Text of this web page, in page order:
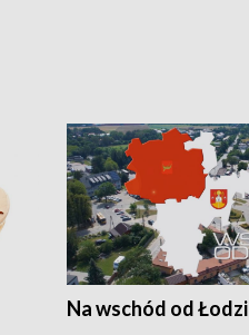
Na wschód od Łodzi